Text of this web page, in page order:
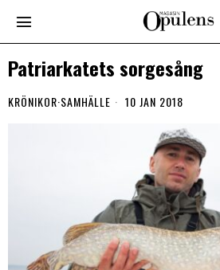
Patriarkatets sorgesång
KRÖNIKOR·SAMHÄLLE 10 JAN 2018